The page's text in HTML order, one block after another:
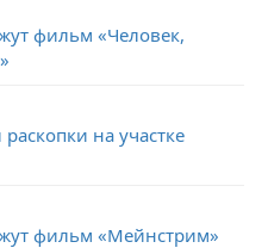
фильм «Человек,
на участке
фильм «Мейнстрим»